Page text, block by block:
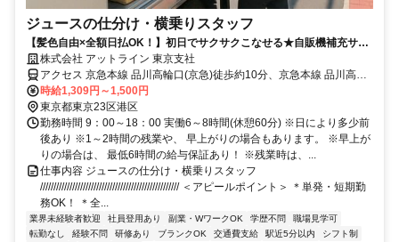
ジュースの仕分け・横乗りスタッフ
【髪色自由×全額日払OK！】初日でサクサクこなせる★自販機補充サポ
ート＜履歴書不要×WEB面談OK＞
株式会社 アットライン 東京支社
アクセス 京急本線 品川高輪口(京急)徒歩約10分、京急本線 品川高輪
口(京急)徒歩約10分、京急本線 品川高輪口(京急)徒歩約10分
時給1,309円～1,500円
東京都東京23区港区
勤務時間 9：00～18：00 実働6～8時間(休憩60分) ※日により多少前
後あり ※1～2時間の残業や、 早上がりの場合もあります。 ※早上が
りの場合は、 最低6時間の給与保証あり！ ※残業時は、...
仕事内容 ジュースの仕分け・横乗りスタッフ
//////////////////////////////////////////////////// ＜アピールポイント＞ ＊単発・短期勤
務OK！ ＊全...
業界未経験者歓迎 社員登用あり 副業・WワークOK 学歴不問
職場見学可
転勤なし
経験不問 研修あり ブランクOK 交通費支給 駅近5分以内
シフト制